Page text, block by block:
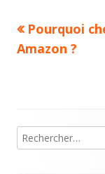
Previous
article:
Pourquoi
Amazon ?
Main
Rechercher :